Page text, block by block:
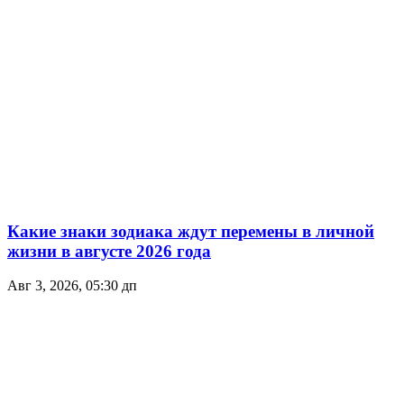
Какие знаки зодиака ждут перемены в личной
жизни в августе 2026 года
Авг 3, 2026, 05:30 дп